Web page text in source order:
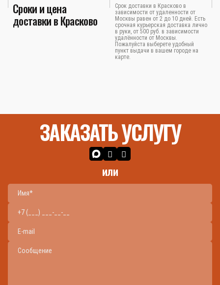
Сроки и цена
доставки в Красково
Срок доставки в Красково в
зависимости от удаленности от
Москвы равен от 2 до 10 дней. Есть
срочная курьерская доставка лично
в руки, от 500 руб. в зависимости
удалённости от Москвы.
Пожалуйста выберете удобный
пункт выдачи в вашем городе на
карте.
ЗАКАЗАТЬ УСЛУГУ
или